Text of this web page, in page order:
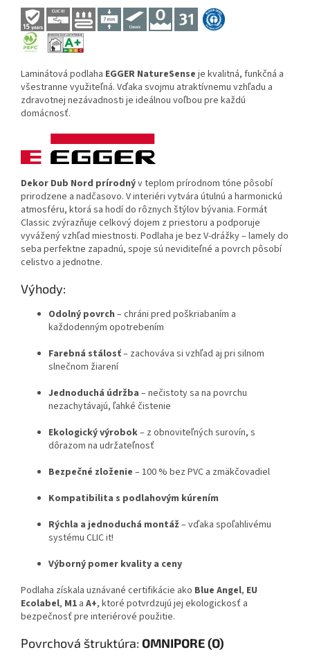
Laminátová podlaha EGGER NatureSense je kvalitná, funkčná a
všestranne využiteľná. Vďaka svojmu atraktívnemu vzhľadu a
zdravotnej nezávadnosti je ideálnou voľbou pre každú
domácnosť.
Dekor Dub Nord prírodnýv teplom prírodnom tóne pôsobí
prirodzene a nadčasovo. V interiéri vytvára útulnú a harmonickú
atmosféru, ktorá sa hodí do rôznych štýlov bývania. Formát
Classic zvýrazňuje celkový dojem z priestoru a podporuje
vyvážený vzhľad miestnosti. Podlaha je bez V-drážky – lamely do
seba perfektne zapadnú, spoje sú neviditeľné a povrch pôsobí
celistvo a jednotne.
Výhody:
Odolný povrch – chráni pred poškriabaním a
každodenným opotrebením
Farebná stálosť– zachováva si vzhľad aj pri silnom
slnečnom žiarení
Jednoduchá údržba – nečistoty sa na povrchu
nezachytávajú, ľahké čistenie
Ekologický výrobok– z obnoviteľných surovín, s
dôrazom na udržateľnosť
Bezpečné zloženie – 100 % bez PVC a zmäkčovadiel
Kompatibilita s podlahovým kúrením
Rýchla a jednoduchá montáž – vďaka spoľahlivému
systému CLIC it!
Výborný pomer kvality a ceny
Podlaha získala uznávané certifikácie ako Blue Angel, EU
Ecolabel, M1 a A+, ktoré potvrdzujú jej ekologickosť a
bezpečnosť pre interiérové použitie.
Povrchová štruktúra: OMNIPORE (O)